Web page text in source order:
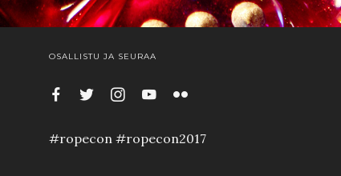
OSALLISTU JA SEURAA
#ropecon #ropecon2017